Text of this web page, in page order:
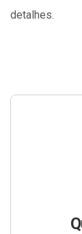
detalhes.